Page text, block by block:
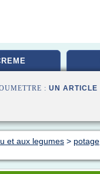
: UN ARTICLE
et aux legumes > potage